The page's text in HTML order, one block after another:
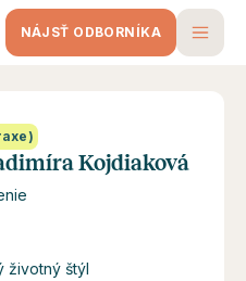
NÁJSŤ ODBORNÍKA
Kojdiaková
životný štýl